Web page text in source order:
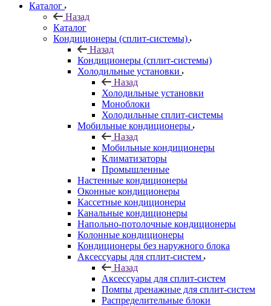
Каталог
Назад
Каталог
Кондиционеры (сплит-системы)
Назад
Кондиционеры (сплит-системы)
Холодильные установки
Назад
Холодильные установки
Моноблоки
Холодильные сплит-системы
Мобильные кондиционеры
Назад
Мобильные кондиционеры
Климатизаторы
Промышленные
Настенные кондиционеры
Оконные кондиционеры
Кассетные кондиционеры
Канальные кондиционеры
Напольно-потолочные кондиционеры
Колонные кондиционеры
Кондиционеры без наружного блока
Аксессуары для сплит-систем
Назад
Аксессуары для сплит-систем
Помпы дренажные для сплит-систем
Распределительные блоки